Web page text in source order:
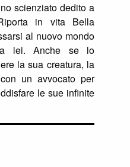
scienziato dedito a
in vita Bella
al nuovo mondo
lei. Anche se lo
la sua creatura, la
un avvocato per
le sue infinite